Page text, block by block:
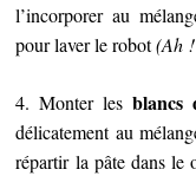
l’incorporer au
pour laver le robot(Ah
4. Monter lesblancs
délicatement au
répartir la pâte dans le